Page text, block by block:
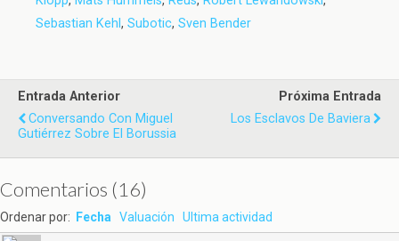
Sebastian Kehl , Subotic, Sven Bender
Entrada Anterior
Conversando Con Miguel
Gutiérrez Sobre El Borussia
Próxima Entrada
Los Esclavos De Baviera
Comentarios (16)
Ordenar por: Fecha Valuación Ultima actividad